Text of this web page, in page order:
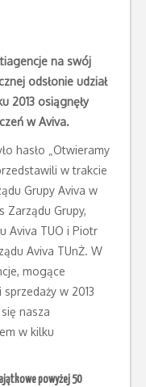
na swój
odsłonie udział
2013 osiągnęły
w Aviva.
hasło „Otwieramy
w trakcie
Grupy Aviva w
Zarządu Grupy,
Aviva TUO i Piotr
Aviva TUnŻ. W
mogące
w 2013
nasza
w kilku
powyżej 50